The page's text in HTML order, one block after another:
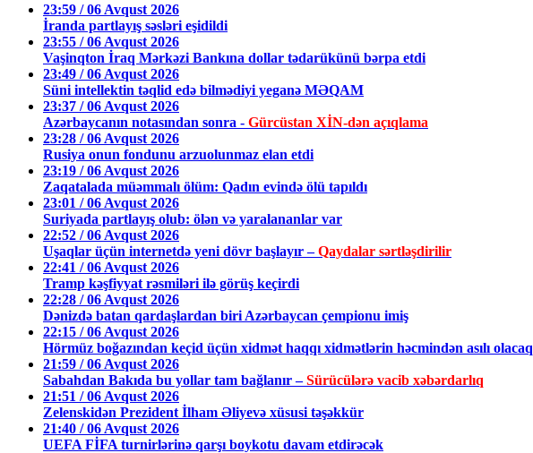
23:59 / 06 Avqust 2026
İranda partlayış səsləri eşidildi
23:55 / 06 Avqust 2026
Vaşinqton İraq Mərkəzi Bankına dollar tədarükünü bərpa etdi
23:49 / 06 Avqust 2026
Süni intellektin təqlid edə bilmədiyi yeganə MƏQAM
23:37 / 06 Avqust 2026
Azərbaycanın notasından sonra - Gürcüstan XİN-dən açıqlama
23:28 / 06 Avqust 2026
Rusiya onun fondunu arzuolunmaz elan etdi
23:19 / 06 Avqust 2026
Zaqatalada müəmmalı ölüm: Qadın evində ölü tapıldı
23:01 / 06 Avqust 2026
Suriyada partlayış olub: ölən və yaralananlar var
22:52 / 06 Avqust 2026
Uşaqlar üçün internetdə yeni dövr başlayır –Qaydalar sərtləşdirilir
22:41 / 06 Avqust 2026
Tramp kəşfiyyat rəsmiləri ilə görüş keçirdi
22:28 / 06 Avqust 2026
Dənizdə batan qardaşlardan biri Azərbaycan çempionu imiş
22:15 / 06 Avqust 2026
Hörmüz boğazından keçid üçün xidmət haqqı xidmətlərin həcmindən asılı olacaq
21:59 / 06 Avqust 2026
Sabahdan Bakıda bu yollar tam bağlanır –Sürücülərə vacib xəbərdarlıq
21:51 / 06 Avqust 2026
Zelenskidən Prezident İlham Əliyevə xüsusi təşəkkür
21:40 / 06 Avqust 2026
UEFA FİFA turnirlərinə qarşı boykotu davam etdirəcək